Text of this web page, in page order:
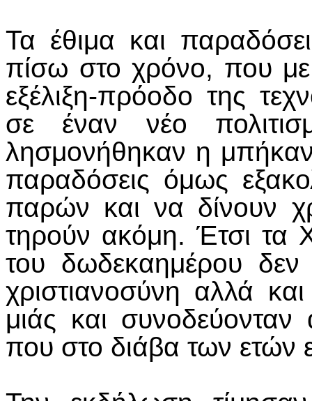
Τα έθιμα και
πίσω στο χρόνο, που
εξέλιξη-πρόοδο της
σε έναν νέο
λησμονήθηκαν η
παραδόσεις όμως
παρών και να δίνουν
τηρούν ακόμη. Έτσι τα
του δωδεκαημέρου δεν
χριστιανοσύνη αλλά
μιάς και
που στο διάβα των ετών